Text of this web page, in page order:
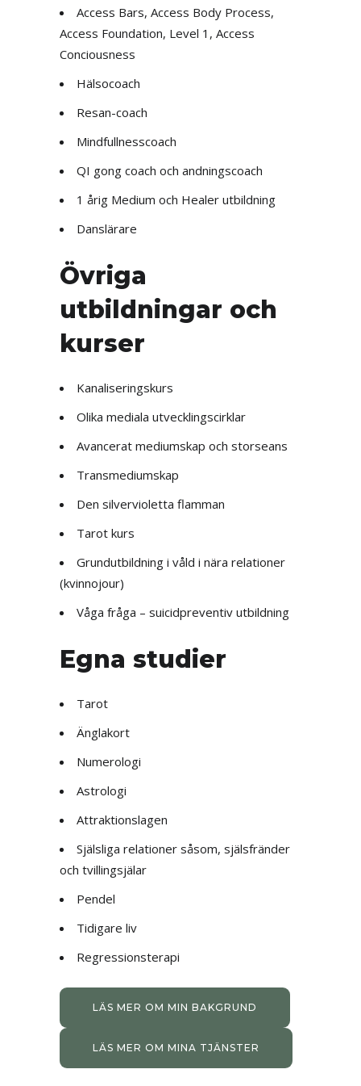
Access Bars, Access Body Process,
Access Foundation, Level 1, Access
Conciousness
Hälsocoach
Resan-coach
Mindfullnesscoach
QI gong coach och andningscoach
1 årig Medium och Healer utbildning
Danslärare
Övriga
utbildningar och
kurser
Kanaliseringskurs
Olika mediala utvecklingscirklar
Avancerat mediumskap och storseans
Transmediumskap
Den silvervioletta flamman
Tarot kurs
Grundutbildning i våld i nära relationer
(kvinnojour)
Våga fråga – suicidpreventiv utbildning
Egna studier
Tarot
Änglakort
Numerologi
Astrologi
Attraktionslagen
Själsliga relationer såsom, själsfränder
och tvillingsjälar
Pendel
Tidigare liv
Regressionsterapi
LÄS MER OM MIN BAKGRUND
LÄS MER OM MINA TJÄNSTER